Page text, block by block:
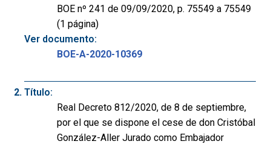
BOE nº 241 de 09/09/2020, p. 75549 a 75549
(1 página)
Ver documento:
BOE-A-2020-10369
Título:
Real Decreto 812/2020, de 8 de septiembre,
por el que se dispone el cese de don Cristóbal
González-Aller Jurado como Embajador